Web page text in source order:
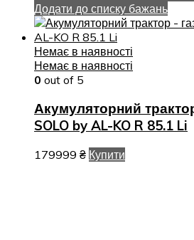
Додати до списку бажань
Немає в наявності
Немає в наявності
0 out of 5
Акумуляторний
SOLO by AL-KO R 85.1 Li
179999 ₴ Купити